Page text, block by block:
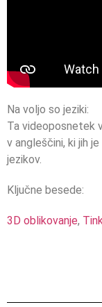
Na voljo so jeziki:
Ta videoposnetek
v angleščini, ki jih
jezikov.
Ključne besede:
3D oblikovanje,